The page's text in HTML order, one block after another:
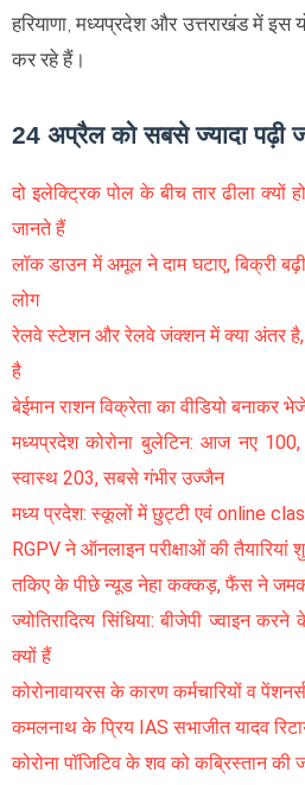
हरियाणा, मध्यप्रदेश और उत्तराखंड में इस
कर रहे हैं।
24 अप्रैल को सबसे ज्यादा पढ़ी
दो इलेक्ट्रिक पोल के बीच तार ढीला क्यों
जानते हैं
लॉक डाउन में अमूल ने दाम घटाए, बिक्री
लोग
रेलवे स्टेशन और रेलवे जंक्शन में क्या अंतर
है
बेईमान राशन विक्रेता का वीडियो बनाकर
मध्यप्रदेश कोरोना बुलेटिन: आज नए
स्वास्थ 203, सबसे गंभीर उज्जैन
मध्य प्रदेश: स्कूलों में छुट्टी एवं online
RGPV ने ऑनलाइन परीक्षाओं की
तकिए के पीछे न्यूड नेहा कक्कड़, फैंस ने
ज्योतिरादित्य सिंधिया: बीजेपी ज्वाइन
क्यों हैं
कोरोनावायरस के कारण कर्मचारियों व
कमलनाथ के प्रिय IAS सभाजीत यादव
कोरोना पॉजिटिव के शव को कब्रिस्तान